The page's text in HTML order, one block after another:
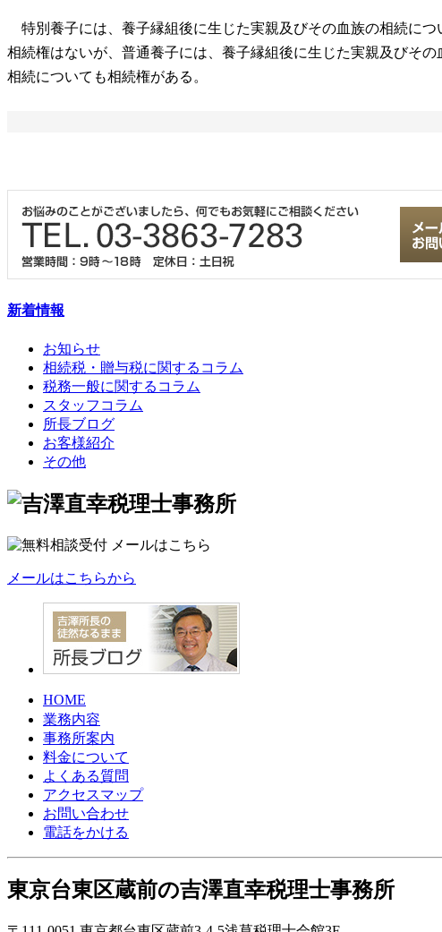
特別養子には、養子縁組後に生じた実親及びその血族の相続につ
相続権はないが、普通養子には、養子縁組後に生じた実親及びその
相続についても相続権がある。
新着情報
お知らせ
相続税・贈与税に関するコラム
税務一般に関するコラム
スタッフコラム
所長ブログ
お客様紹介
その他
メールはこちらから
HOME
業務内容
事務所案内
料金について
よくある質問
アクセスマップ
お問い合わせ
電話をかける
東京台東区蔵前の吉澤直幸税理士事務所